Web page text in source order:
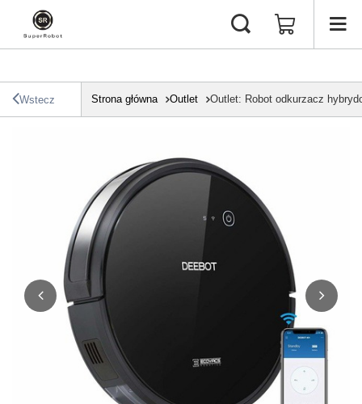
Wstecz Strona główna Outlet Outlet: Robot odkurzacz